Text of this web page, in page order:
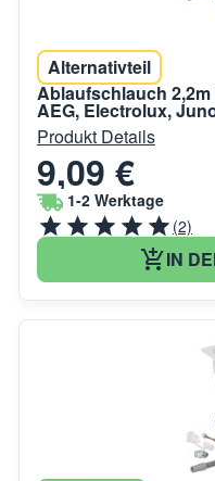
Alternativteil
Ablaufschlauch 2,2m
AEG, Electrolux,
Produkt Details
9,09 €
1-2 Werktage
(2)
IN